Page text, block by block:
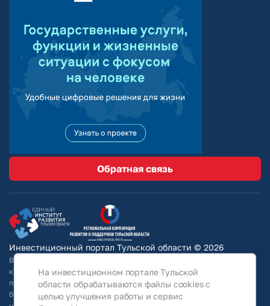
Обратная связь
Инвестиционный портал Тульской области © 2026
Вся информация на сайте носит ознакомительный характер и ни при
каких условиях не является публичной офертой, определяемой
положениями Статьи 437 Гражданского кодекса РФ. Для получения
более подробной информации и окончательных условий следует
На инвестиционном портале Тульской
области обрабатываются файлы cookies с
целью улучшения работы и сервис